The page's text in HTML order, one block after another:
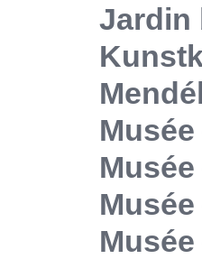
Jardin